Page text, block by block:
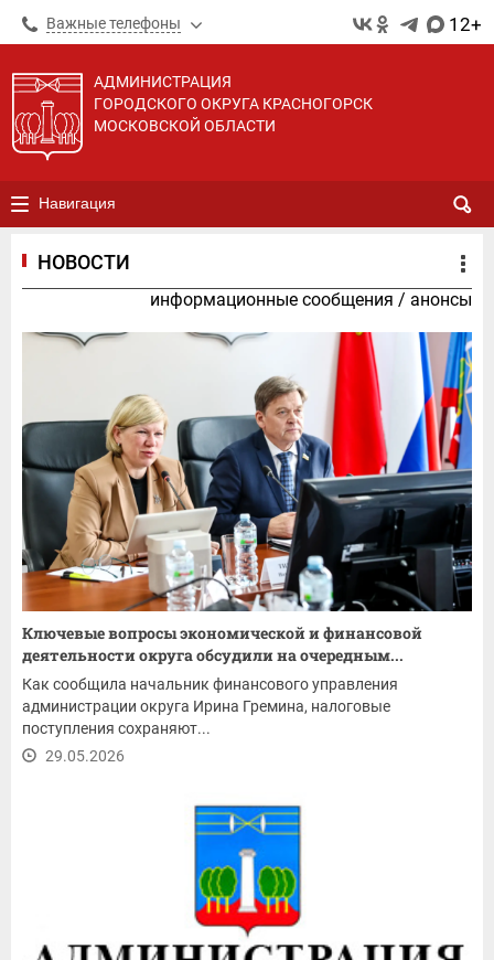
Важные телефоны 12+
АДМИНИСТРАЦИЯ
ГОРОДСКОГО ОКРУГА КРАСНОГОРСК
МОСКОВСКОЙ ОБЛАСТИ
Навигация
НОВОСТИ
информационные сообщения / анонсы
Ключевые вопросы экономической и финансовой
деятельности округа обсудили на очередным...
Как сообщила начальник финансового управления
администрации округа Ирина Гремина, налоговые
поступления сохраняют...
29.05.2026